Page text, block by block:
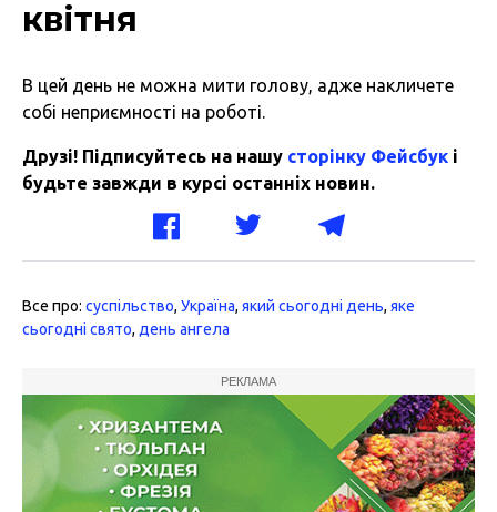
квітня
В цей день не можна мити голову, адже накличете
собі неприємності на роботі.
Друзі! Підписуйтесь на нашу сторінку Фейсбук і
будьте завжди в курсі останніх новин.
Все про: суспільство, Україна, який сьогодні день, яке
сьогодні свято, день ангела
РЕКЛАМА